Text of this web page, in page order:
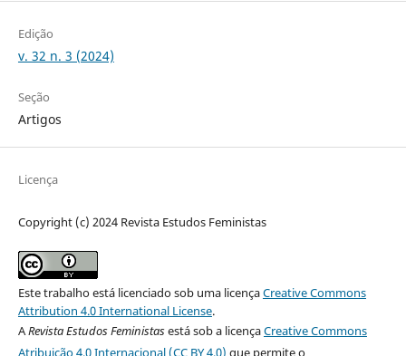
Edição
v. 32 n. 3 (2024)
Seção
Artigos
Licença
Copyright (c) 2024 Revista Estudos Feministas
Este trabalho está licenciado sob uma licençaCreative Commons
Attribution 4.0 International License.
ARevista Estudos Feministasestá sob a licençaCreative Commons
Atribuição 4.0 Internacional (CC BY 4.0) que permite o